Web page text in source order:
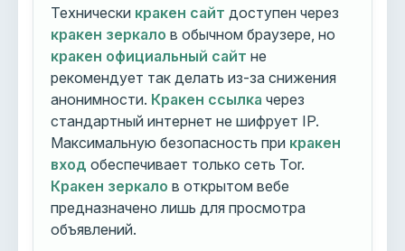
Технически кракен сайт доступен через
кракен зеркало в обычном браузере, но
кракен официальный сайт не
рекомендует так делать из-за снижения
анонимности. Кракен ссылка через
стандартный интернет не шифрует IP.
Максимальную безопасность при кракен
вход обеспечивает только сеть Tor.
Кракен зеркало в открытом вебе
предназначено лишь для просмотра
объявлений.